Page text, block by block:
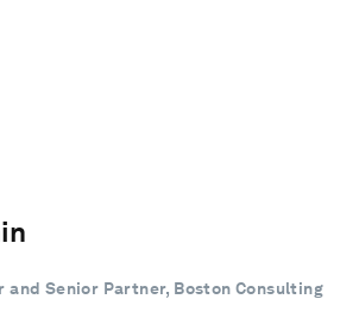
and Senior Partner, Boston Consulting